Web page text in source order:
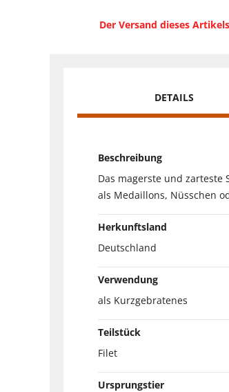
Der Versand dieses
DETAILS
Beschreibung
Das magerste und zarteste
als Medaillons, Nüsschen
Herkunftsland
Deutschland
Verwendung
als Kurzgebratenes
Teilstück
Filet
Ursprungstier